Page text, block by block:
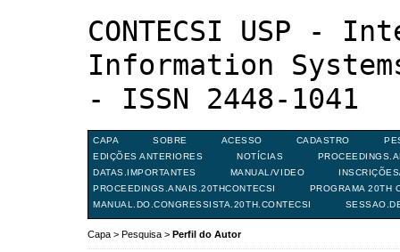
CONTECSI USP -
Information
- ISSN 2448-1041
CAPA SOBRE ACESSO CADASTRO
EDIÇÕES ANTERIORES
NOTÍCIAS
DATAS.IMPORTANTES
MANUAL/VIDEO
PROCEEDINGS.ANAIS.20THCONTECSI
PROGRAMA 20TH
MANUAL.DO.CONGRESSISTA.20TH.CONTECSI
Capa > Pesquisa > Perfil do Autor